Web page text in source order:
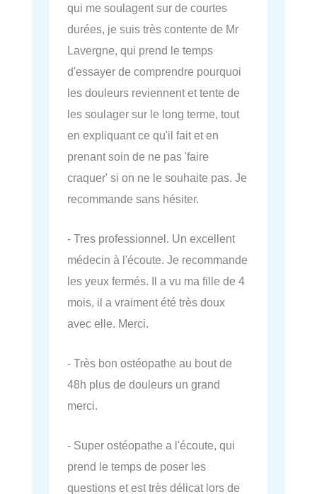
qui me soulagent sur de courtes
durées, je suis très contente de Mr
Lavergne, qui prend le temps
d'essayer de comprendre pourquoi
les douleurs reviennent et tente de
les soulager sur le long terme, tout
en expliquant ce qu'il fait et en
prenant soin de ne pas 'faire
craquer' si on ne le souhaite pas. Je
recommande sans hésiter.
- Tres professionnel. Un excellent
médecin à l'écoute. Je recommande
les yeux fermés. Il a vu ma fille de 4
mois, il a vraiment été très doux
avec elle. Merci.
- Très bon ostéopathe au bout de
48h plus de douleurs un grand
merci.
- Super ostéopathe a l'écoute, qui
prend le temps de poser les
questions et est très délicat lors de